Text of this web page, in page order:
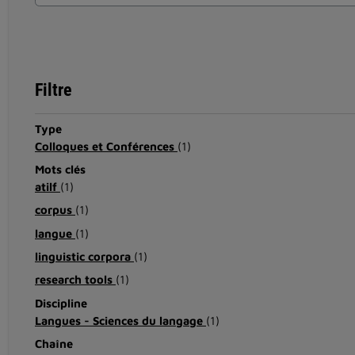
Filtre
Type
Colloques et Conférences (1)
Mots clés
atilf (1)
corpus (1)
langue (1)
linguistic corpora (1)
research tools (1)
Discipline
Langues - Sciences du langage (1)
Chaîne